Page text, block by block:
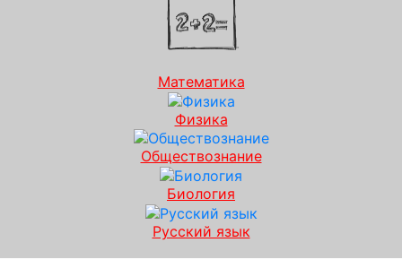
Математика
Физика
Обществознание
Биология
Русский язык